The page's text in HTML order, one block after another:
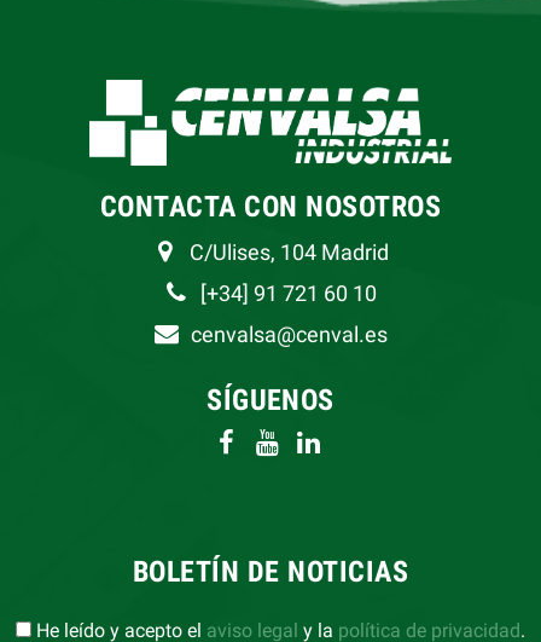
CONTACTA CON NOSOTROS
C/Ulises, 104 Madrid
[+34] 91 721 60 10
cenvalsa@cenval.es
SÍGUENOS
BOLETÍN DE NOTICIAS
He leído y acepto el aviso legal y la política de privacidad.